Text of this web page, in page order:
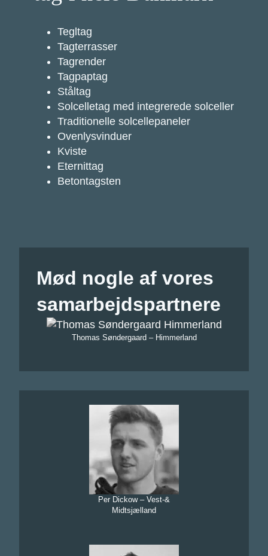
Tegltag
Tagterrasser
Tagrender
Tagpaptag
Ståltag
Solcelletag med integrerede solceller
Traditionelle solcellepaneler
Ovenlysvinduer
Kviste
Eternittag
Betontagsten
Mød nogle af vores
samarbejdspartnere
Thomas Søndergaard – Himmerland
Per Dickow – Vest-&
Midtsjælland